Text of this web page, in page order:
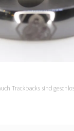
Trackbacks sind